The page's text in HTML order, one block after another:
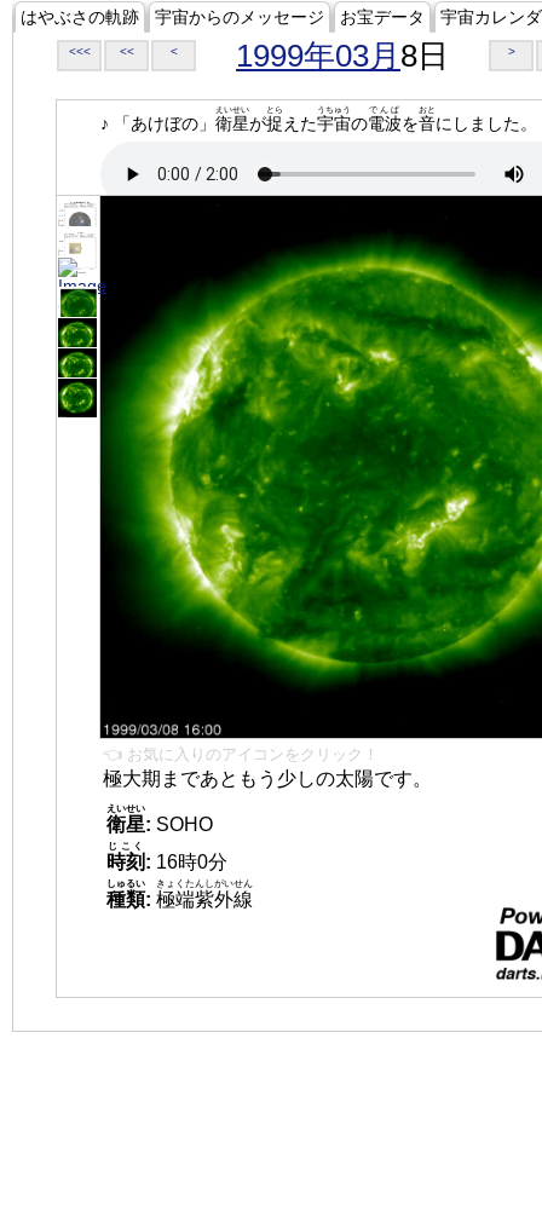
はやぶさの軌跡 宇宙からのメッセージ お宝データ 宇宙カレン
<<< << < 1999年03月 8日 >
♪ 「あけぼの」 衛星
えいせい
が捉
とら
えた宇宙
うちゅう
の電波
でんぱ
を音
おと
にしました。
👈 お気に入りのアイコンをクリック！
極大期まであともう少しの太陽です。
衛星
えいせい
: SOHO
時刻
じこく
: 16時0分
種類
しゅるい
: 極端紫外線
きょくたんしがいせん